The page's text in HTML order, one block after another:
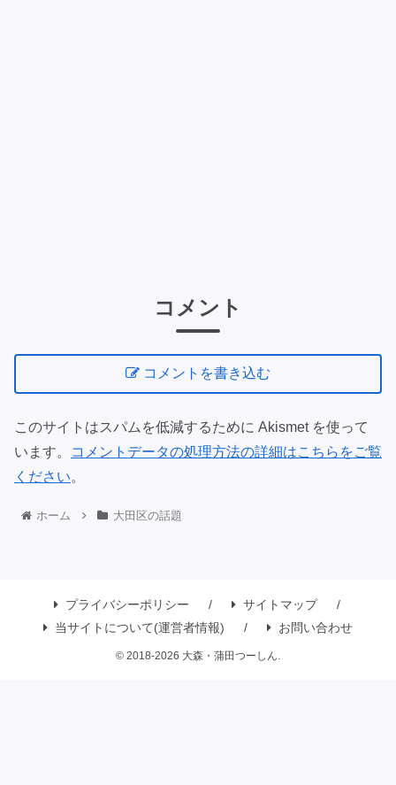
コメント
コメントを書き込む
このサイトはスパムを低減するために Akismet を使って
います。
コメントデータの処理方法の詳細はこちらをご覧
ください。
ホーム 大田区の話題
プライバシーポリシー
サイトマップ
当サイトについて(運営者情報)
お問い合わせ
© 2018-2026 大森・蒲田つーしん.